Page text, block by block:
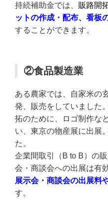
持続補助金では、 販路開
ットの作成・配布、看板
することができます。
②食品製造業
ある農家では、自家米の
発、販売をしていました
拓のために、ロゴ制作な
い、東京の物産展に出展
た。
企業間取引（B to B）の
会・商談会への出展は有
展示会・商談会の出展料
す。